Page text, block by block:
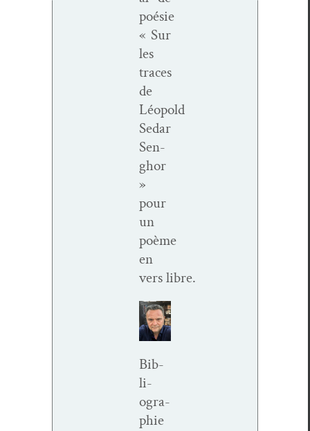
poésie
« Sur
les
traces
de
Léopold
Sedar
Sen­
g­hor
»
pour
un
poème
en
vers libre.
Bib­
li­
ogra­
phie